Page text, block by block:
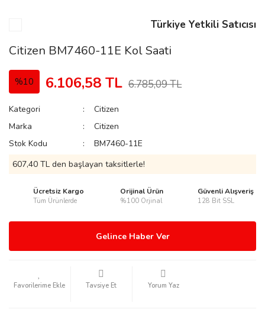
Türkiye Yetkili Satıcısı
Citizen BM7460-11E Kol Saati
%10 6.106,58 TL 6.785,09 TL
Kategori
Citizen
Marka
Citizen
Stok Kodu
BM7460-11E
607,40 TL den başlayan taksitlerle!
Ücretsiz Kargo
Tüm Ürünlerde
Orijinal Ürün
%100 Orjinal
Güvenli Alışveriş
128 Bit SSL
Gelince Haber Ver
Tavsiye Et Yorum Yaz